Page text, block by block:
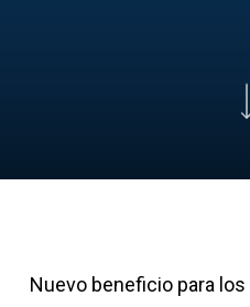
Nuevo beneficio para